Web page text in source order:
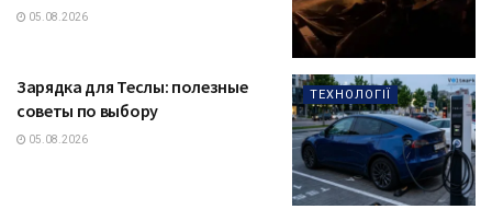
05.08.2026
ТЕХНОЛОГІЇ
Зарядка для Теслы: полезные
советы по выбору
05.08.2026